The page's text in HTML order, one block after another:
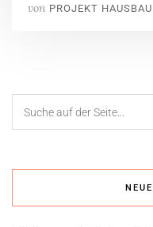
von PROJEKT HAUSBAU